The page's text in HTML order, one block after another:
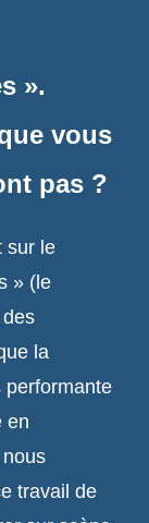
».
vous
pas ?
sur le
» (le
la
performante
en
travail de